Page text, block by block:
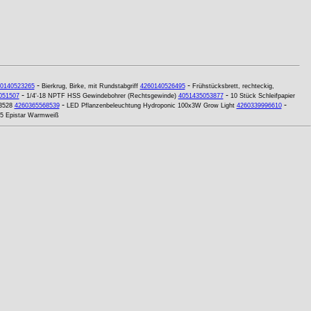
- Bierkrug, Birke, mit Rundstabgriff 4260140526495- Frühstücksbrett, rechteckig,
- 1/4'-18 NPTF HSS Gewindebohrer (Rechtsgewinde) 4051435053877- 10 Stück Schleifpapier
4260365568539- LED Pflanzenbeleuchtung Hydroponic 100x3W Grow Light 4260339996610-
Epistar Warmweiß